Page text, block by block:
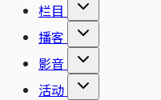
栏目
播客
影音
活动